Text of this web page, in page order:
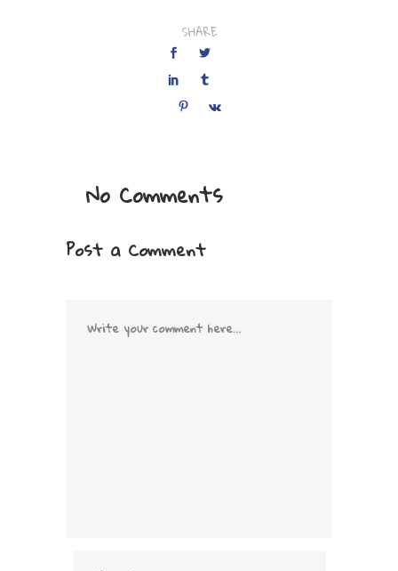
SHARE
No Comments
Post a Comment